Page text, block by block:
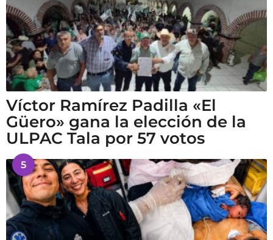
Víctor Ramírez Padilla «El
Güero» gana la elección de la
ULPAC Tala por 57 votos
5